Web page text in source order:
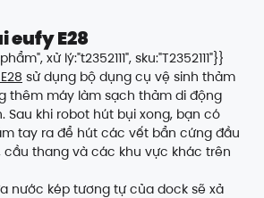
eufy E28
xử lý:"t2352111", sku:"T2352111"}}
sử dụng bộ dụng cụ vệ sinh thảm
thêm máy làm sạch thảm di động
Sau khi robot hút bụi xong, bạn có
tay ra để hút các vết bẩn cứng đầu
cầu thang và các khu vực khác trên
nước kép tương tự của dock sẽ xả